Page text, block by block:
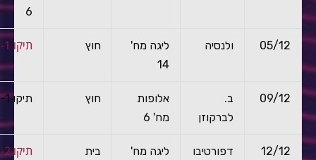
6
05/12 ולנסיה
ליגה מח'
14
חוץ תיקו 1-1
09/12
ב.
לברקוזן
אלופות
מח' 6
חוץ תיקו 1-1
12/12 דפורטיבו
ליגה מח'
בית תיקו 2-2